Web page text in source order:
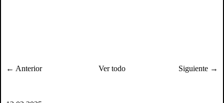
← Anterior Ver todo Siguiente →